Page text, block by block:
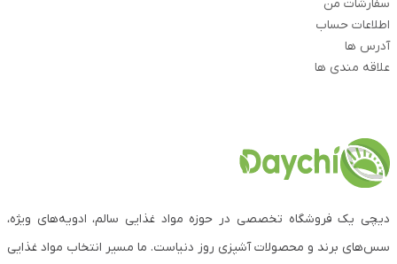
سفارشات من
اطلاعات حساب
آدرس ها
علاقه مندی ها
دیچی یک فروشگاه تخصصی در حوزه مواد غذایی سالم، ادویه‌های ویژه،
سس‌های برند و محصولات آشپزی روز دنیاست. ما مسیر انتخاب مواد غذایی